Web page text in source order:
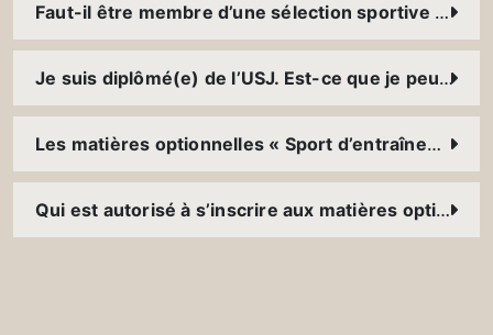
Faut-il être membre d’une sélection sportive pour participer au « Beach University Games » ?
Je suis diplômé(e) de l’USJ. Est-ce que je peux toujours pratiquer mon sport à l’USJ ?
Les matières optionnelles « Sport d’entraînements » du Service du sport ; il s’agit de cours à 100% pratiques ou il y a de la théorie ?
Qui est autorisé à s’inscrire aux matières optionnelles « Sport de compétition » du Service du sport ?